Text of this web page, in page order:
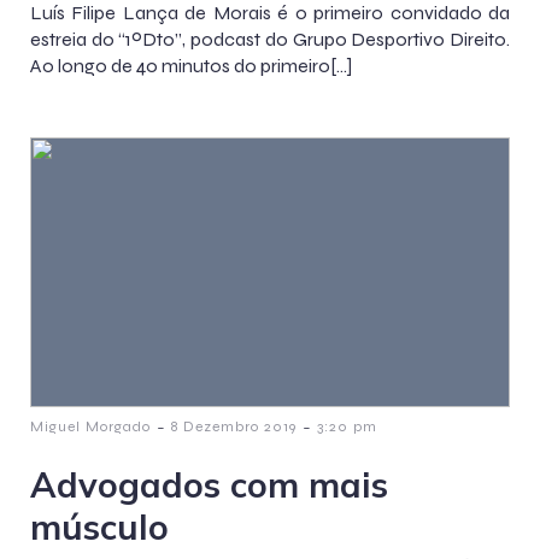
Luís Filipe Lança de Morais é o primeiro convidado da
estreia do “1ºDto”, podcast do Grupo Desportivo Direito.
Ao longo de 40 minutos do primeiro[…]
Miguel Morgado - 8 Dezembro 2019 - 3:20 pm
Advogados com mais
músculo